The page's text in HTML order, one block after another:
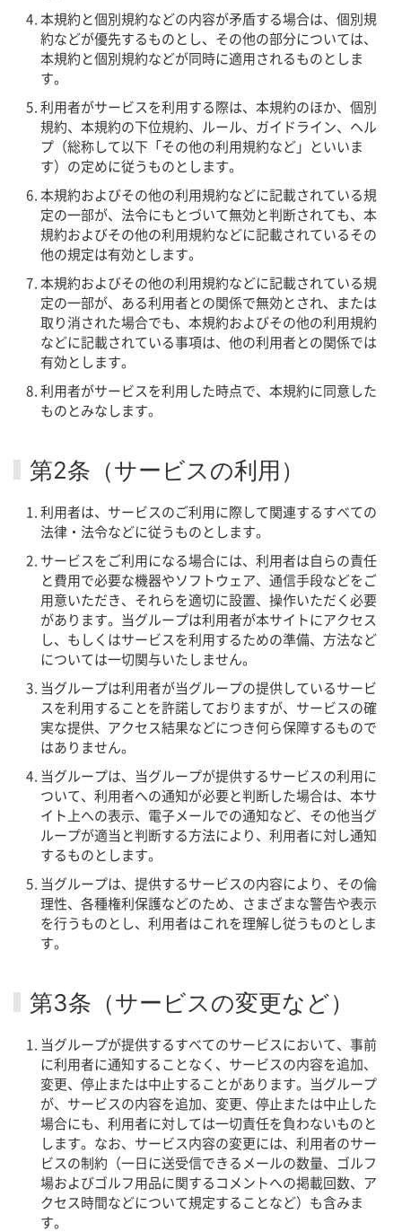
本規約と個別規約などの内容が矛盾する場合は、個別規
約などが優先するものとし、その他の部分については、
本規約と個別規約などが同時に適用されるものとしま
す。
利用者がサービスを利用する際は、本規約のほか、個別
規約、本規約の下位規約、ルール、ガイドライン、ヘル
プ（総称して以下「その他の利用規約など」といいま
す）の定めに従うものとします。
本規約およびその他の利用規約などに記載されている規
定の一部が、法令にもとづいて無効と判断されても、本
規約およびその他の利用規約などに記載されているその
他の規定は有効とします。
本規約およびその他の利用規約などに記載されている規
定の一部が、ある利用者との関係で無効とされ、または
取り消された場合でも、本規約およびその他の利用規約
などに記載されている事項は、他の利用者との関係では
有効とします。
利用者がサービスを利用した時点で、本規約に同意した
ものとみなします。
第2条（サービスの利用）
利用者は、サービスのご利用に際して関連するすべての
法律・法令などに従うものとします。
サービスをご利用になる場合には、利用者は自らの責任
と費用で必要な機器やソフトウェア、通信手段などをご
用意いただき、それらを適切に設置、操作いただく必要
があります。当グループは利用者が本サイトにアクセス
し、もしくはサービスを利用するための準備、方法など
については一切関与いたしません。
当グループは利用者が当グループの提供しているサービ
スを利用することを許諾しておりますが、サービスの確
実な提供、アクセス結果などにつき何ら保障するもので
はありません。
当グループは、当グループが提供するサービスの利用に
ついて、利用者への通知が必要と判断した場合は、本サ
イト上への表示、電子メールでの通知など、その他当グ
ループが適当と判断する方法により、利用者に対し通知
するものとします。
当グループは、提供するサービスの内容により、その倫
理性、各種権利保護などのため、さまざまな警告や表示
を行うものとし、利用者はこれを理解し従うものとしま
す。
第3条（サービスの変更など）
当グループが提供するすべてのサービスにおいて、事前
に利用者に通知することなく、サービスの内容を追加、
変更、停止または中止することがあります。当グループ
が、サービスの内容を追加、変更、停止または中止した
場合にも、利用者に対しては一切責任を負わないものと
します。なお、サービス内容の変更には、利用者のサー
ビスの制約（一日に送受信できるメールの数量、ゴルフ
場およびゴルフ用品に関するコメントへの掲載回数、ア
クセス時間などについて規定することなど）も含みま
す。